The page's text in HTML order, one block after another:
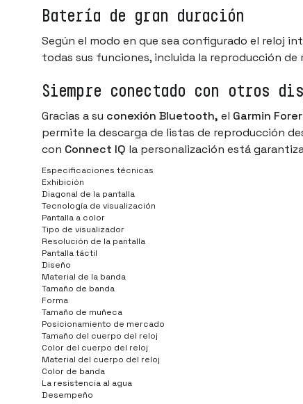
Batería de gran duración
Según el modo en que sea configurado el reloj
todas sus funciones, incluida la reproducción de
Siempre conectado con otros
Gracias a su conexión Bluetooth, el Garmin
permite la descarga de listas de reproducción
con Connect IQ la personalización está
Especificaciones técnicas
Exhibición
Diagonal de la pantalla
Tecnología de visualización
Pantalla a color
Tipo de visualizador
Resolución de la pantalla
Pantalla táctil
Diseño
Material de la banda
Tamaño de banda
Forma
Tamaño de muñeca
Posicionamiento de mercado
Tamaño del cuerpo del reloj
Color del cuerpo del reloj
Material del cuerpo del reloj
Color de banda
La resistencia al agua
Desempeño